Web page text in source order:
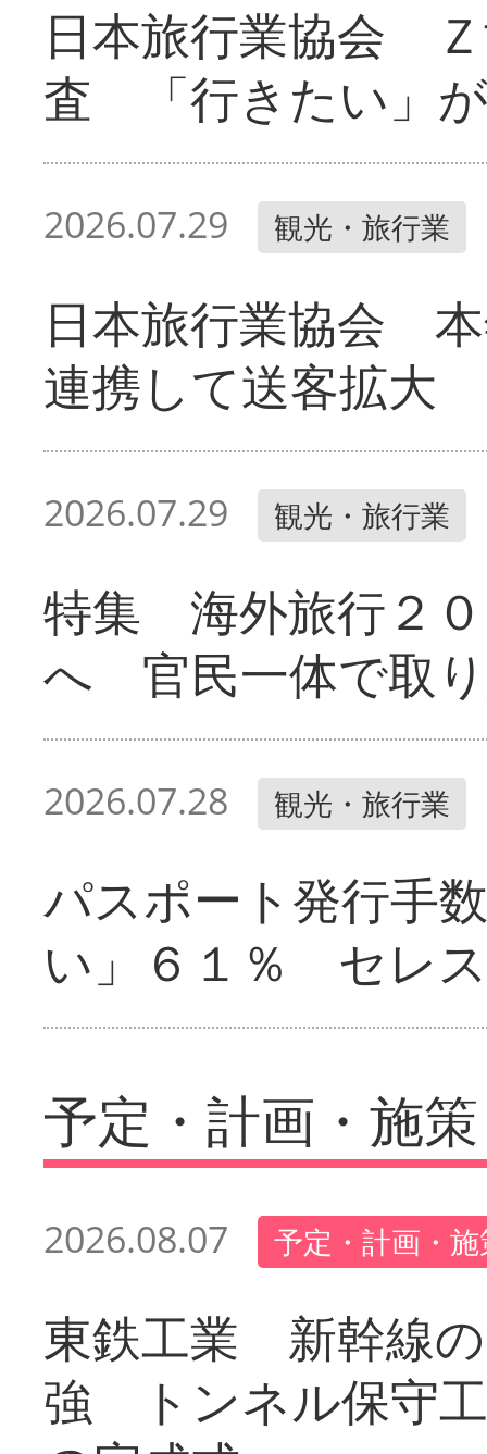
日本旅行業協会
査 「行きたい」
2026.07.29 観光・旅行業
日本旅行業協会
連携して送客拡大
2026.07.29 観光・旅行業
特集 海外旅行２
へ 官民一体で取
2026.07.28 観光・旅行業
パスポート発行手
い」６１％ セレ
予定・計画・施策
2026.08.07 予定・計画・
東鉄工業 新幹線
強 トンネル保守